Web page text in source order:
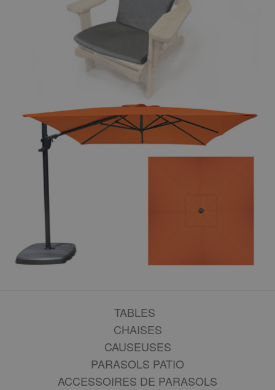
TABLES
CHAISES
CAUSEUSES
PARASOLS PATIO
ACCESSOIRES DE PARASOLS